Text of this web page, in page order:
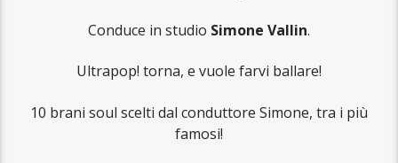
Conduce in studio Simone Vallin.
Ultrapop! torna, e vuole farvi ballare!
10 brani soul scelti dal conduttore Simone, tra i più
famosi!